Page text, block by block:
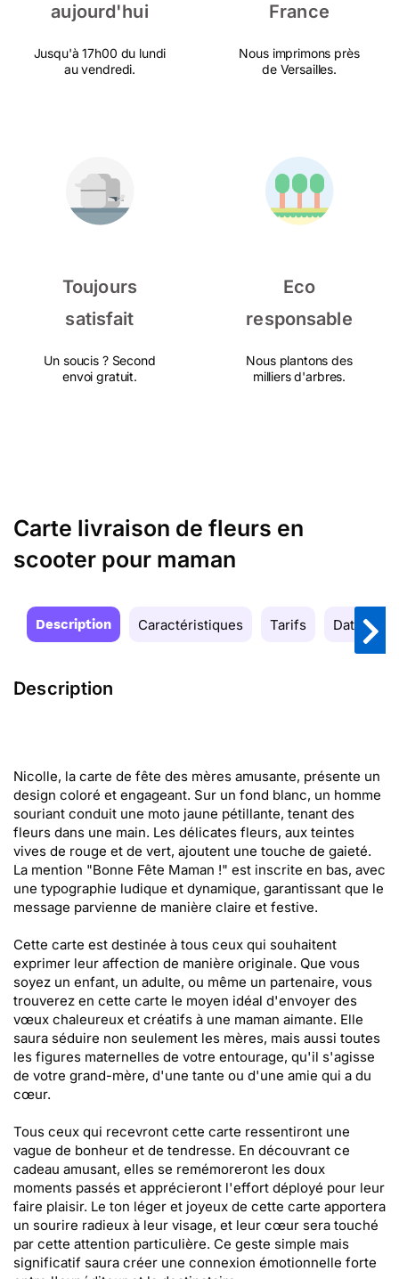
aujourd'hui
Jusqu'à 17h00 du lundi
au vendredi.
France
Nous imprimons près
de Versailles.
Toujours
satisfait
Un soucis ? Second
envoi gratuit.
Eco
responsable
Nous plantons des
milliers d'arbres.
Carte livraison de fleurs en
scooter pour maman
Description Caractéristiques Tarifs Date de
Description
Nicolle, la carte de fête des mères amusante, présente un
design coloré et engageant. Sur un fond blanc, un homme
souriant conduit une moto jaune pétillante, tenant des
fleurs dans une main. Les délicates fleurs, aux teintes
vives de rouge et de vert, ajoutent une touche de gaieté.
La mention "Bonne Fête Maman !" est inscrite en bas, avec
une typographie ludique et dynamique, garantissant que le
message parvienne de manière claire et festive.
Cette carte est destinée à tous ceux qui souhaitent
exprimer leur affection de manière originale. Que vous
soyez un enfant, un adulte, ou même un partenaire, vous
trouverez en cette carte le moyen idéal d'envoyer des
vœux chaleureux et créatifs à une maman aimante. Elle
saura séduire non seulement les mères, mais aussi toutes
les figures maternelles de votre entourage, qu'il s'agisse
de votre grand-mère, d'une tante ou d'une amie qui a du
cœur.
Tous ceux qui recevront cette carte ressentiront une
vague de bonheur et de tendresse. En découvrant ce
cadeau amusant, elles se remémoreront les doux
moments passés et apprécieront l'effort déployé pour leur
faire plaisir. Le ton léger et joyeux de cette carte apportera
un sourire radieux à leur visage, et leur cœur sera touché
par cette attention particulière. Ce geste simple mais
significatif saura créer une connexion émotionnelle forte